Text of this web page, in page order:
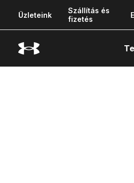
Üzleteink
Szállítás és
fizetés